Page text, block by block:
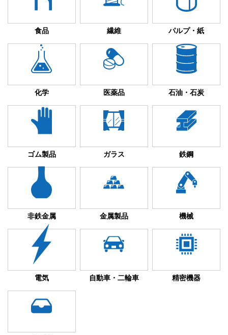
食品 繊維 パルプ・紙
化学 医薬品 石油・石炭
ゴム製品 ガラス 鉄鋼
非鉄金属 金属製品 機械
電気 自動車・二輪車 精密機器